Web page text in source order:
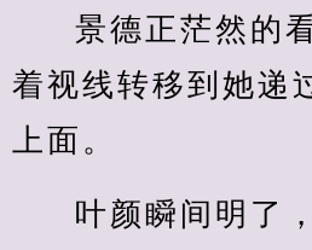
景德正茫然的
着视线转移到她递
上面。
叶颜瞬间明了